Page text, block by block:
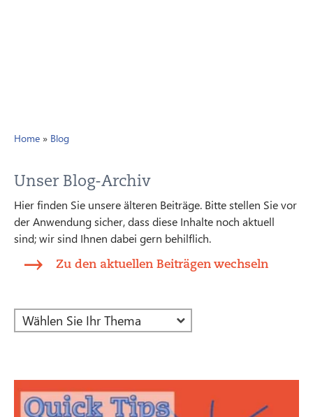
Home » Blog
Unser Blog-Archiv
Hier finden Sie unsere älteren Beiträge. Bitte stellen Sie vor
der Anwendung sicher, dass diese Inhalte noch aktuell
sind; wir sind Ihnen dabei gern behilflich.
Zu den aktuellen Beiträgen wechseln